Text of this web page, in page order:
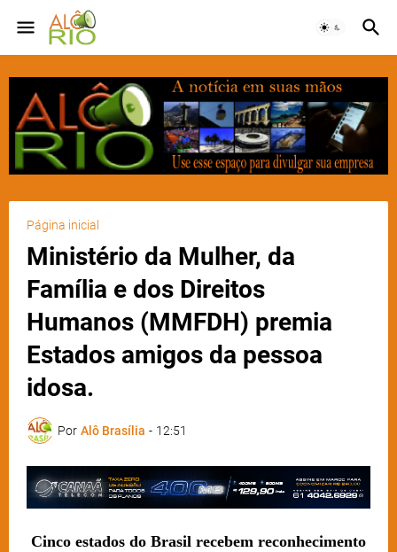
Página inicial
Ministério da Mulher, da
Família e dos Direitos
Humanos (MMFDH) premia
Estados amigos da pessoa
idosa.
Por Alô Brasília - 12:51
Cinco estados do Brasil recebem reconhecimento